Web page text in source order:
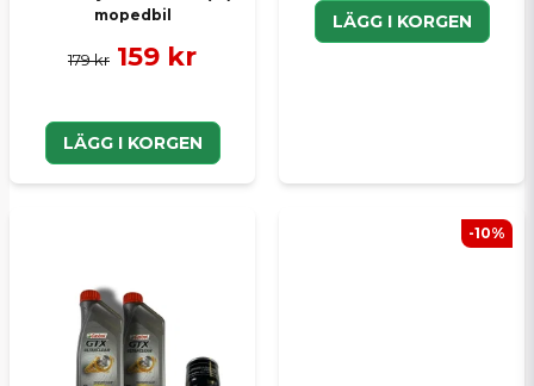
mopedbil
179 kr 159 kr
LÄGG I KORGEN
LÄGG I KORGEN
-10%